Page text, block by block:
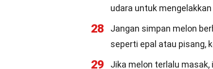
udara untuk mengelakkan
28
Jangan simpan melon
seperti epal atau pisang,
29 Jika melon terlalu